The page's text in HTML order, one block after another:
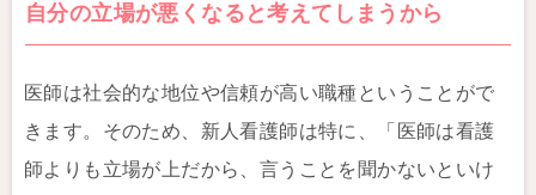
自分の立場が悪くなると考えてしまうから
医師は社会的な地位や信頼が高い職種ということがで
きます。そのため、新人看護師は特に、「医師は看護
師よりも立場が上だから、言うことを聞かないといけ